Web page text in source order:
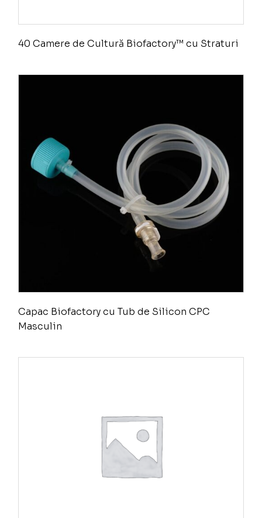
40 Camere de Cultură Biofactory™ cu Straturi
Capac Biofactory cu Tub de Silicon CPC
Masculin